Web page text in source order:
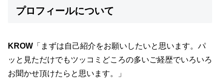
プロフィールについて
KROW 「まずは自己紹介をお願いしたいと思います。パ
ッと見ただけでもツッコミどころの多いご経歴でいろいろ
お聞かせ頂けたらと思います。」